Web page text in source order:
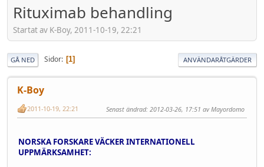
Rituximab behandling
Startat av K-Boy, 2011-10-19, 22:21
GÅ NED Sidor 1 ANVÄNDARÅTGÄRDER
K-Boy
2011-10-19, 22:21 Senast ändrad: 2012-03-26, 17:51 av Mayordomo
NORSKA FORSKARE VÄCKER INTERNATIONELL
UPPMÄRKSAMHET: